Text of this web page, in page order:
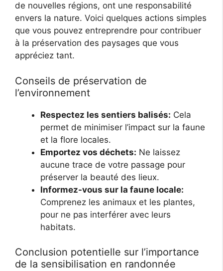
de nouvelles régions, ont une responsabilité
envers la nature. Voici quelques actions simples
que vous pouvez entreprendre pour contribuer
à la préservation des paysages que vous
appréciez tant.
Conseils de préservation de
l’environnement
Respectez les sentiers balisés: Cela
permet de minimiser l’impact sur la faune
et la flore locales.
Emportez vos déchets: Ne laissez
aucune trace de votre passage pour
préserver la beauté des lieux.
Informez-vous sur la faune locale:
Comprenez les animaux et les plantes,
pour ne pas interférer avec leurs
habitats.
Conclusion potentielle sur l’importance
de la sensibilisation en randonnée